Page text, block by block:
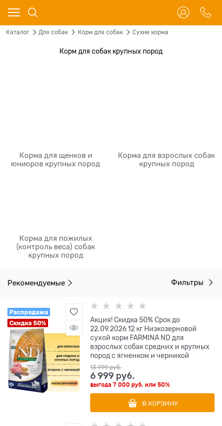
Каталог Для собак Корм для собак Сухие корма
Корм для собак крупных пород
Корма для щенков и
юниоров крупных пород
Корма для взрослых собак
крупных пород
Корма для пожилых
(контроль веса) собак
крупных пород
Рекомендуемые Фильтры
Распродажа
Скидка 50%
Акция! Скидка 50% Срок до
22.09.2026 12 кг Низкозерновой
cухой корм FARMINA ND для
взрослых собак средних и крупных
пород с ягненком и черникой
13 999 руб.
6 999 руб.
выгода7 000 руб. или50%
В КОРЗИНУ